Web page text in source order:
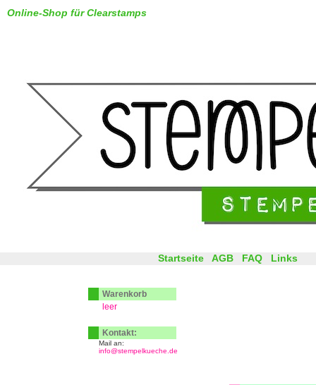
Online-Shop für Clearstamps
Startseite AGB FAQ Links
Warenkorb
leer
Kontakt:
Mail an:
info@stempelkueche.de